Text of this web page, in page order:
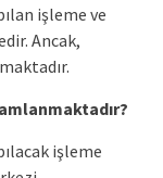
işleme ve
Ancak,
işleme